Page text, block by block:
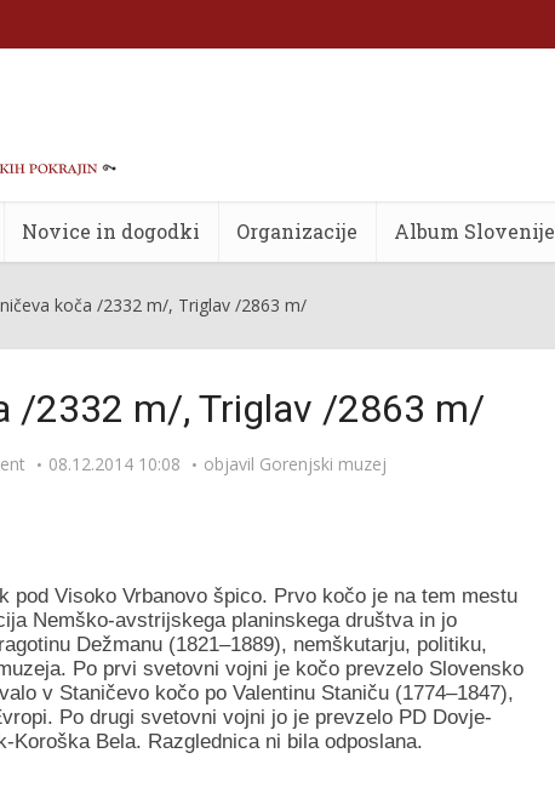
Novice in dogodki Organizacije Album Slovenije
koča /2332 m/, Triglav /2863 m/
/2332 m/, Triglav /2863 m/
08.12.2014 10:08 objavil Gorenjski muzej
pod Visoko Vrbanovo špico. Prvo kočo je na tem mestu
Nemško-avstrijskega planinskega društva in jo
Dežmanu (1821–1889), nemškutarju, politiku,
Po prvi svetovni vojni je kočo prevzelo Slovensko
v Staničevo kočo po Valentinu Staniču (1774–1847),
Po drugi svetovni vojni jo je prevzelo PD Dovje-
Koroška Bela. Razglednica ni bila odposlana.